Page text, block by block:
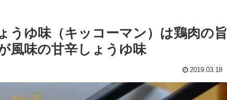
うゆ味（キッコーマン）は鶏肉の旨
風味の甘辛しょうゆ味
2019.03.18